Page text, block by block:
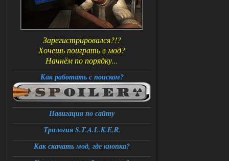
Зарегистрировался?!?
Хочешь поиграть в мод?
Начнём по порядку...
Как работать с поиском?
Навигация по сайту
Трилогия S.T.A.L.K.E.R.
Как скачать мод, где кнопка?